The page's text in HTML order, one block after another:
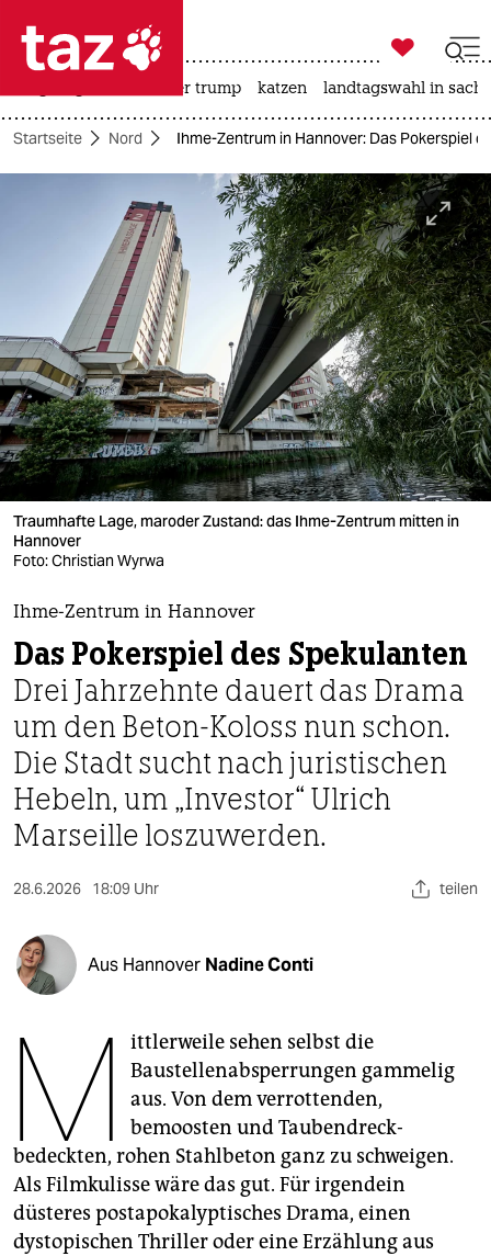
 taz zahl ich
taz zahl ich
gesellschaft
kultur
sport
berlin
nord
verlag
verlag
veranstaltungen
shop
fragen & hilfe
abo
genossenschaft
epaper login

taz zahl ich
usa unter trump katzen landtagswahl in
Startseite Nord Ihme-Zentrum in Hannover: Das Pokerspiel
Traumhafte Lage, maroder Zustand: das Ihme-Zentrum mitten in
Hannover
Foto: Christian Wyrwa
Ihme-Zentrum in Hannover
Das Pokerspiel des Spekulanten
Drei Jahrzehnte dauert das Drama
um den Beton-Koloss nun schon.
Die Stadt sucht nach juristischen
Hebeln, um „Investor“ Ulrich
Marseille loszuwerden.
28.6.2026 18:09 Uhr teilen
Aus Hannover Nadine Conti
M
ittlerweile sehen selbst die
Baustellenabsperrungen gammelig
aus. Von dem verrottenden,
bemoosten und Taubendreck-
bedeckten, rohen Stahlbeton ganz zu schweigen.
Als Filmkulisse wäre das gut. Für irgendein
düsteres postapokalyptisches Drama, einen
dystopischen Thriller oder eine Erzählung aus